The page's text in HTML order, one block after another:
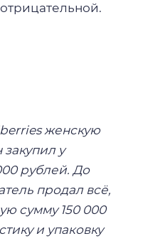
женскую
у
рублей. До
продал всё,
сумму 150 000
и упаковку